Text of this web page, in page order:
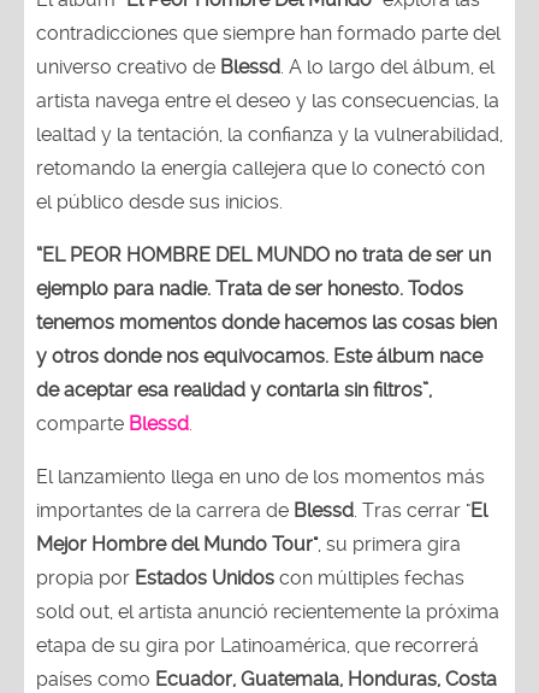
contradicciones que siempre han formado parte del
universo creativo de Blessd. A lo largo del álbum, el
artista navega entre el deseo y las consecuencias, la
lealtad y la tentación, la confianza y la vulnerabilidad,
retomando la energía callejera que lo conectó con
el público desde sus inicios.
“EL PEOR HOMBRE DEL MUNDO no trata de ser un
ejemplo para nadie. Trata de ser honesto. Todos
tenemos momentos donde hacemos las cosas bien
y otros donde nos equivocamos. Este álbum nace
de aceptar esa realidad y contarla sin filtros”,
comparte Blessd.
El lanzamiento llega en uno de los momentos más
importantes de la carrera de Blessd. Tras cerrar "El
Mejor Hombre del Mundo Tour", su primera gira
propia por Estados Unidos con múltiples fechas
sold out, el artista anunció recientemente la próxima
etapa de su gira por Latinoamérica, que recorrerá
países como Ecuador, Guatemala, Honduras, Costa